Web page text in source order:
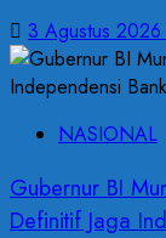
3 Agustus 2026
NASIONAL
Gubernur BI
Definitif Jaga